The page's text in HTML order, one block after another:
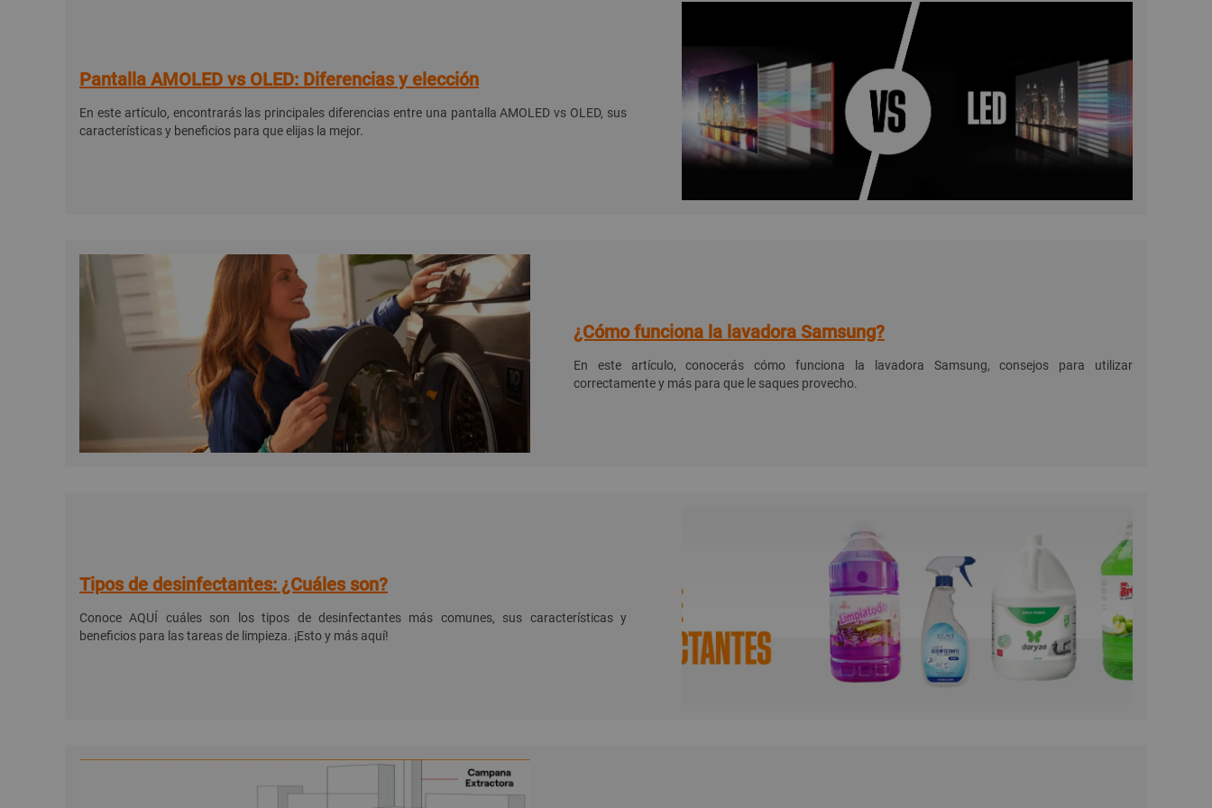
Pantalla AMOLED vs OLED: Diferencias y elección
En este artículo, encontrarás las principales diferencias entre una pantalla AMOLED vs OLED, sus
características y beneficios para que elijas la mejor.
¿Cómo funciona la lavadora Samsung?
En este artículo, conocerás cómo funciona la lavadora Samsung, consejos para utilizar
correctamente y más para que le saques provecho.
Tipos de desinfectantes: ¿Cuáles son?
Conoce AQUÍ cuáles son los tipos de desinfectantes más comunes, sus características y
beneficios para las tareas de limpieza. ¡Esto y más aquí!